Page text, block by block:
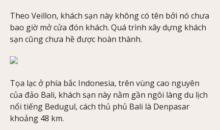
Theo Veillon, khách sạn này không có tên bởi nó chưa
bao giờ mở cửa đón khách. Quá trình xây dựng khách
sạn cũng chưa hề được hoàn thành.
Tọa lạc ở phía bắc Indonesia, trên vùng cao nguyên
của đảo Bali, khách sạn này nằm gần ngôi làng du lịch
nổi tiếng Bedugul, cách thủ phủ Bali là Denpasar
khoảng 48 km.